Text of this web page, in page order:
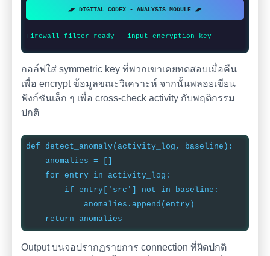
◢◤ DIGITAL CODEX - ANALYSIS MODULE ◢◤
Firewall filter ready – input encryption key
กอล์ฟใส่ symmetric key ที่พวกเขาเคยทดสอบเมื่อคืน
เพื่อ encrypt ข้อมูลขณะวิเคราะห์ จากนั้นพลอยเขียน
ฟังก์ชันเล็ก ๆ เพื่อ cross-check activity กับพฤติกรรม
ปกติ
def detect_anomaly(activity_log, baseline):
anomalies = []
for entry in activity_log:
if entry['src'] not in baseline:
anomalies.append(entry)
return anomalies
Output บนจอปรากฏรายการ connection ที่ผิดปกติ